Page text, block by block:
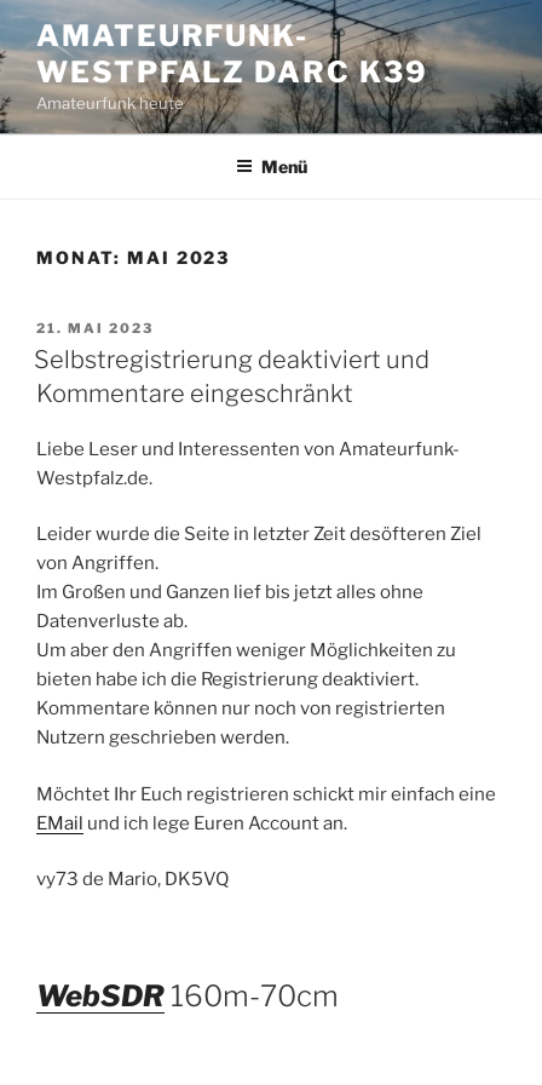
Inhalt
springen
AMATEURFUNK-
WESTPFALZ DARC K39
Amateurfunk heute
Menü
MONAT: MAI 2023
VERÖFFENTLICHT
AM
21. MAI 2023
Selbstregistrierung deaktiviert und
Kommentare eingeschränkt
Liebe Leser und Interessenten von Amateurfunk-
Westpfalz.de.
Leider wurde die Seite in letzter Zeit desöfteren Ziel
von Angriffen.
Im Großen und Ganzen lief bis jetzt alles ohne
Datenverluste ab.
Um aber den Angriffen weniger Möglichkeiten zu
bieten habe ich die Registrierung deaktiviert.
Kommentare können nur noch von registrierten
Nutzern geschrieben werden.
Möchtet Ihr Euch registrieren schickt mir einfach eine
EMail und ich lege Euren Account an.
vy73 de Mario, DK5VQ
WebSDR 160m-70cm